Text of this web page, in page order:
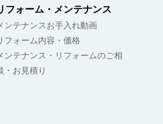
フォーム・メンテナンス
ンテナンスお手入れ動画
フォーム内容・価格
ンテナンス・リフォームのご相
・お見積り